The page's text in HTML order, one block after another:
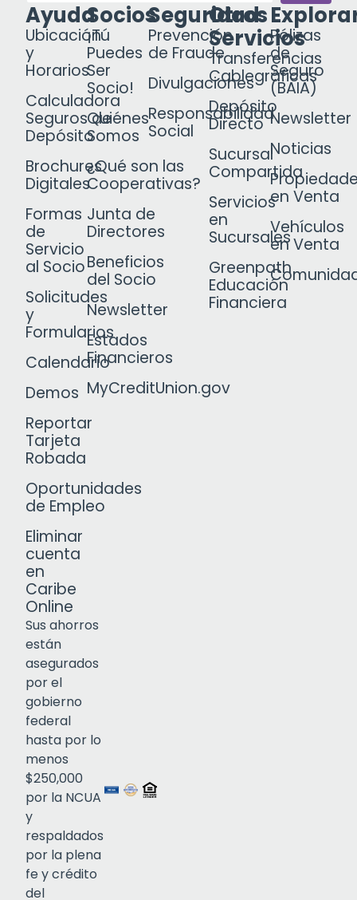
Ayuda
Ubicación
y
Horarios
Calculadora
Seguros de
Depósito
Brochures
Digitales
Formas
de
Servicio
al Socio
Solicitudes
y
Formularios
Calendario
Demos
Reportar
Tarjeta
Robada
Oportunidades
de Empleo
Eliminar
cuenta
en
Caribe
Online
Socios
¡Tú
Puedes
Ser
Socio!
Quiénes
Somos
¿Qué son las
Cooperativas?
Junta de
Directores
Beneficios
del Socio
Newsletter
Estados
Financieros
MyCreditUnion.gov
Seguridad
Prevención
de Fraude
Divulgaciones
Responsabilidad
Social
Otros
Servicios
Transferencias
Cablegráficas
Depósito
Directo
Sucursal
Compartida
Servicios
en
Sucursales
Greenpath
Educación
Financiera
Pólizas
de
Seguro
(BAIA)
Newsletter
Noticias
en Venta
Vehículos
en Venta
Sus ahorros
están
asegurados
por el
gobierno
federal
hasta por lo
menos
$250,000
por la NCUA
y
respaldados
por la plena
fe y crédito
del